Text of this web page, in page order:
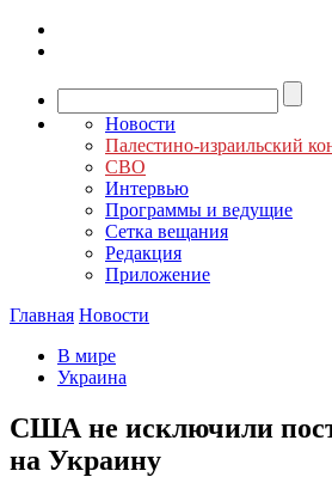
Новости
Палестино-израильский
СВО
Интервью
Программы и ведущие
Сетка вещания
Редакция
Приложение
Главная Новости
В мире
Украина
США не исключили
на Украину